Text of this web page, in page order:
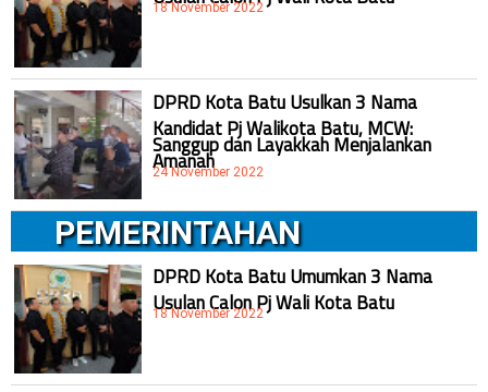
18 November 2022
DPRD Kota Batu Usulkan 3 Nama
Kandidat Pj Walikota Batu, MCW:
Sanggup dan Layakkah Menjalankan
Amanah
24 November 2022
PEMERINTAHAN
DPRD Kota Batu Umumkan 3 Nama
Usulan Calon Pj Wali Kota Batu
18 November 2022